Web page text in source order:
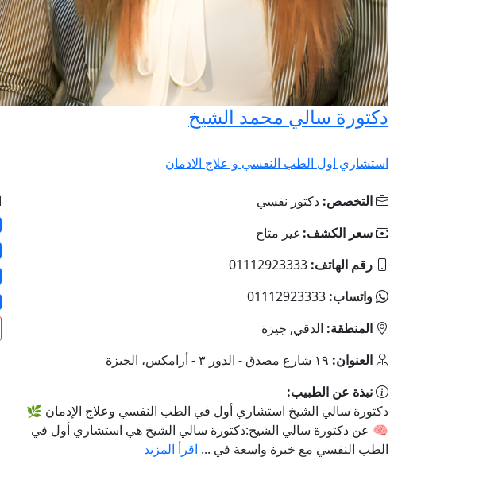
دكتورة سالي محمد الشيخ
استشاري اول الطب النفسي و علاج الادمان
التخصص: دكتور نفسي
سعر الكشف: غير متاح
رقم الهاتف: 01112923333
واتساب: 01112923333
المنطقة: الدقي, جيزة
العنوان: ١٩ شارع مصدق - الدور ٣ - أرامكس، الجيزة
نبذة عن الطبيب:
دكتورة سالي الشيخ استشاري أول في الطب النفسي وعلاج الإدمان 🌿
🧠 عن دكتورة سالي الشيخ:دكتورة سالي الشيخ هي استشاري أول في
الطب النفسي مع خبرة واسعة في ... اقرأ المزيد